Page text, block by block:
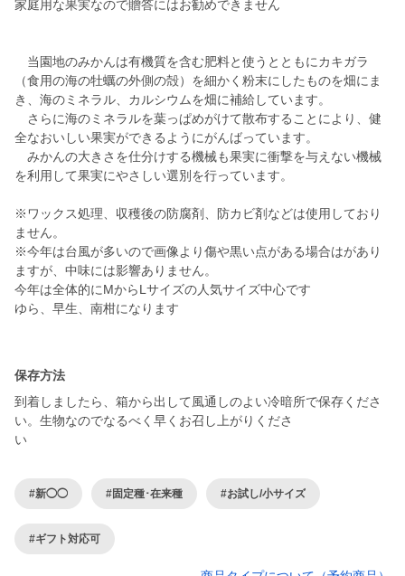
家庭用な果実なので贈答にはお勧めできません
当園地のみかんは有機質を含む肥料と使うとともにカキガラ
（食用の海の牡蠣の外側の殻）を細かく粉末にしたものを畑にま
き、海のミネラル、カルシウムを畑に補給しています。
さらに海のミネラルを葉っぱめがけて散布することにより、健
全なおいしい果実ができるようにがんばっています。
みかんの大きさを仕分けする機械も果実に衝撃を与えない機械
を利用して果実にやさしい選別を行っています。
※ワックス処理、収穫後の防腐剤、防カビ剤などは使用しており
ません。
※今年は台風が多いので画像より傷や黒い点がある場合はがあり
ますが、中味には影響ありません。
今年は全体的にMからLサイズの人気サイズ中心です
ゆら、早生、南柑になります
保存方法
到着しましたら、箱から出して風通しのよい冷暗所で保存くださ
い。生物なのでなるべく早くお召し上がりくださ
#新◯◯ #固定種･在来種 #お試し/小サイズ
#ギフト対応可